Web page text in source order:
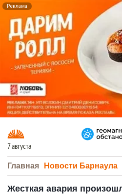
Реклама
7 августа
Главная Новости Барнаула
Жесткая авария